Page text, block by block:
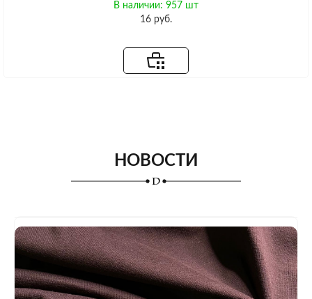
В наличии: 957 шт
16 руб.
НОВОСТИ